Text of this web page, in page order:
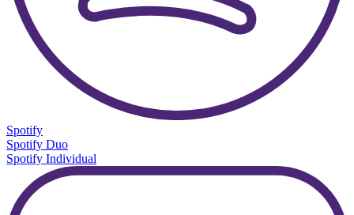
Spotify
Spotify Duo
Spotify Individual